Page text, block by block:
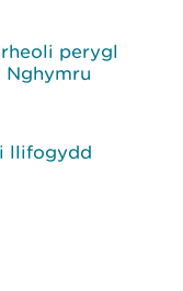
perygl
llifogydd